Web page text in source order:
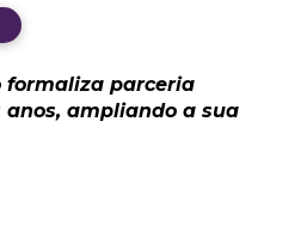
formaliza parceria
ampliando a sua